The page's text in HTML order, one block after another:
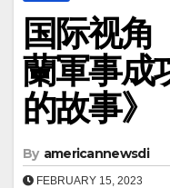
国际视角
蘭軍事成
的故事》
By americannewsdi
FEBRUARY 15, 2023